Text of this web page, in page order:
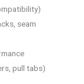
seam
pull tabs)